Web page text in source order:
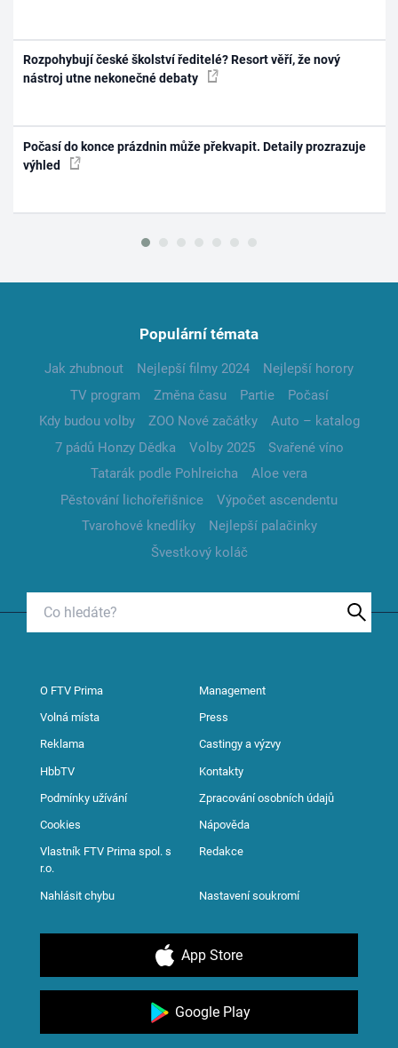
Rozpohybují české školství ředitelé? Resort věří, že nový
nástroj utne nekonečné debaty
Počasí do konce prázdnin může překvapit. Detaily prozrazuje
výhled
Populární témata
Jak zhubnout Nejlepší filmy 2024
Nejlepší horory
TV program
Změna času Partie
Počasí
Kdy budou volby
ZOO Nové začátky
Auto – katalog
7 pádů Honzy Dědka
Volby 2025
Svařené víno
Tatarák podle Pohlreicha
Aloe vera
Pěstování lichořeřišnice
Výpočet ascendentu
Tvarohové knedlíky
Nejlepší palačinky
Švestkový koláč
O FTV Prima Management
Volná místa Press
Reklama Castingy a výzvy
HbbTV Kontakty
Podmínky užívání Zpracování osobních údajů
Cookies Nápověda
Vlastník FTV Prima spol. s
r.o.
Redakce
Nahlásit chybu Nastavení soukromí
App Store
Google Play